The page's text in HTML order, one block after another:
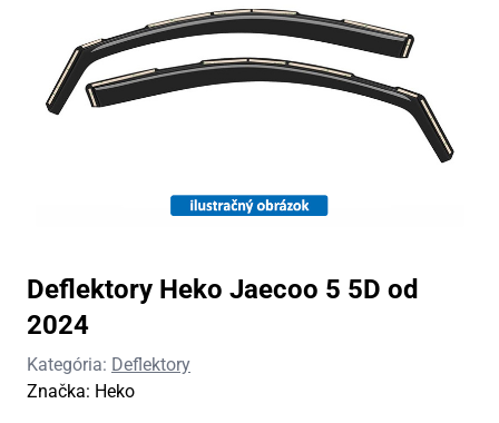
Deflektory Heko Jaecoo 5 5D od
2024
Kategória: Deflektory
Značka: Heko